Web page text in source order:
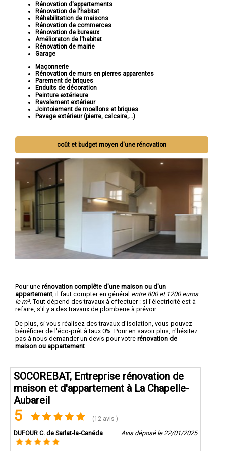
Rénovation d'appartements
Rénovation de l'habitat
Réhabilitation de maisons
Rénovation de commerces
Rénovation de bureaux
Amélioraton de l'habitat
Rénovation de mairie
Garage
Maçonnerie
Rénovation de murs en pierres apparentes
Parement de briques
Enduits de décoration
Peinture extérieure
Ravalement extérieur
Jointoiement de moellons et briques
Pavage extérieur (pierre, calcaire,...)
coût et budget moyen d'une rénovation
Pour une rénovation complête d'une maison ou d'un
appartement , il faut compter en général entre 800 et 1200 euros
le m². Tout dépend des travaux à effectuer : si l'électricité est à
refaire, s'il y a des travaux de plomberie à prévoir...
De plus, si vous réalisez des travaux d'isolation, vous pouvez
bénéficier de l'éco-prêt à taux 0%. Pour en savoir plus, n'hésitez
pas à nous demander un devis pour votre rénovation de
maison ou appartement
SOCOREBAT, Entreprise rénovation de
maison et d'appartement à La Chapelle-
Aubareil
5 (12 avis )
DUFOUR C. de Sarlat-la-Canéda Avis déposé le 22/01/2025